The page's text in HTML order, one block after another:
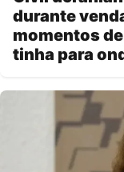
durante
momentos
tinha para